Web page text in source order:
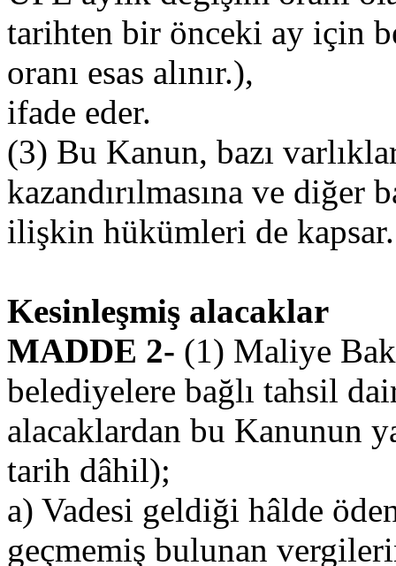
tarihten bir önceki ay için
oranı esas alınır.),
ifade eder.
(3) Bu Kanun, bazı
kazandırılmasına ve diğer
ilişkin hükümleri de kapsar.
Kesinleşmiş alacaklar
MADDE 2- (1) Maliye
belediyelere bağlı tahsil
alacaklardan bu Kanunun
tarih dâhil);
a) Vadesi geldiği hâlde
geçmemiş bulunan